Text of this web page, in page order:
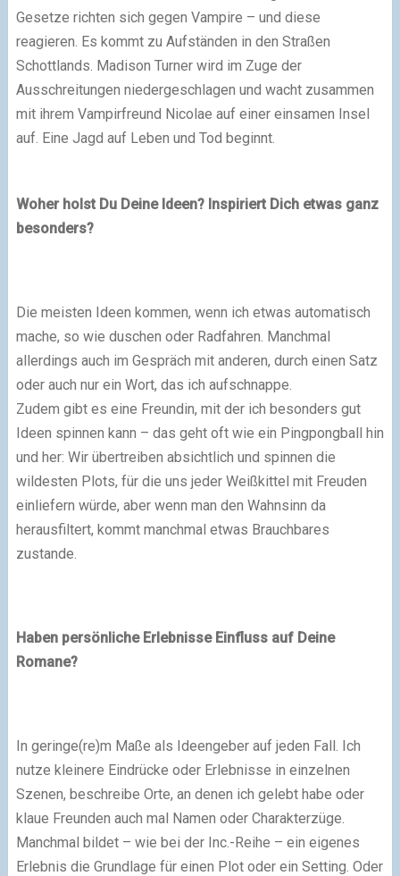
Gesetze richten sich gegen Vampire – und diese
reagieren. Es kommt zu Aufständen in den Straßen
Schottlands. Madison Turner wird im Zuge der
Ausschreitungen niedergeschlagen und wacht zusammen
mit ihrem Vampirfreund Nicolae auf einer einsamen Insel
auf. Eine Jagd auf Leben und Tod beginnt.
Woher holst Du Deine Ideen? Inspiriert Dich etwas ganz
besonders?
Die meisten Ideen kommen, wenn ich etwas automatisch
mache, so wie duschen oder Radfahren. Manchmal
allerdings auch im Gespräch mit anderen, durch einen Satz
oder auch nur ein Wort, das ich aufschnappe.
Zudem gibt es eine Freundin, mit der ich besonders gut
Ideen spinnen kann – das geht oft wie ein Pingpongball hin
und her: Wir übertreiben absichtlich und spinnen die
wildesten Plots, für die uns jeder Weißkittel mit Freuden
einliefern würde, aber wenn man den Wahnsinn da
herausfiltert, kommt manchmal etwas Brauchbares
zustande.
Haben persönliche Erlebnisse Einfluss auf Deine
Romane?
In geringe(re)m Maße als Ideengeber auf jeden Fall. Ich
nutze kleinere Eindrücke oder Erlebnisse in einzelnen
Szenen, beschreibe Orte, an denen ich gelebt habe oder
klaue Freunden auch mal Namen oder Charakterzüge.
Manchmal bildet – wie bei der Inc.-Reihe – ein eigenes
Erlebnis die Grundlage für einen Plot oder ein Setting. Oder